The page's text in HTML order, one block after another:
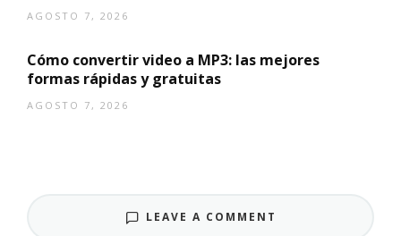
AGOSTO 7, 2026
Cómo convertir video a MP3: las mejores
formas rápidas y gratuitas
AGOSTO 7, 2026
LEAVE A COMMENT